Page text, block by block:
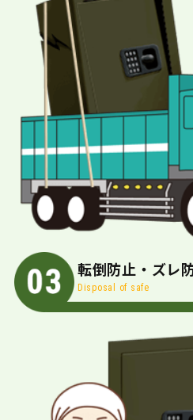
転倒防止・ズレ
Disposal of safe